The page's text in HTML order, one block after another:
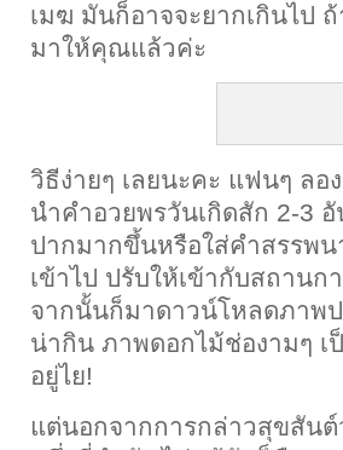
เมฆ มันก็อาจจะยากเกินไป
มาให้คุณแล้วค่ะ
วิธีง่ายๆ เลยนะคะ แฟนๆ ลอ
นำคำอวยพรวันเกิดสัก 2-3
ปากมากขึ้นหรือใส่คำสรรพ
เข้าไป ปรับให้เข้ากับสถาน
จากนั้นก็มาดาวน์โหลดภาพ
น่ากิน ภาพดอกไม้ช่องามๆ เ
อยู่ไย!
แต่นอกจากการกล่าวสุขสันต์